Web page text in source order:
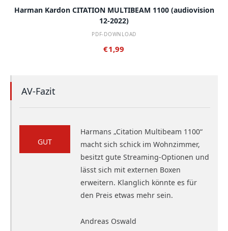
Harman Kardon CITATION MULTIBEAM 1100 (audiovision
12-2022)
PDF-DOWNLOAD
€1,99
AV-Fazit
GUT
Harmans „Citation Multibeam 1100“
macht sich schick im Wohnzimmer,
besitzt gute Streaming-Optionen und
lässt sich mit externen Boxen
erweitern. Klanglich könnte es für
den Preis etwas mehr sein.
Andreas Oswald